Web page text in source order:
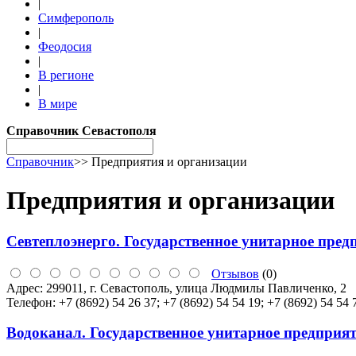
|
Симферополь
|
Феодосия
|
В регионе
|
В мире
Справочник Севастополя
Справочник>> Предприятия и организации
Предприятия и организации
Севтеплоэнерго. Государственное унитарное
Отзывов (0)
Адрес: 299011, г. Севастополь, улица Людмилы Павличенко, 2
Телефон: +7 (8692) 54 26 37; +7 (8692) 54 54 19; +7 (8692) 54 54
Водоканал. Государственное унитарное